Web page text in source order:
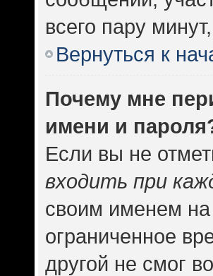
всего пару
Вернуться к
Почему мне
имени и
Если вы не
входить при
своим именем на
ограниченное
другой не смог